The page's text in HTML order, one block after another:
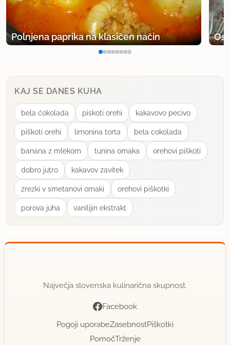
Polnjena paprika na klasičen način
KAJ SE DANES KUHA
bela ćokolada piskoti orehi kakavovo pecivo
piškoti orehi limonina torta bela cokolada
banana z mlekom tunina omaka orehovi piškoti
dobro jutro kakavov zavitek
zrezki v smetanovi omaki orehovi piškotki
porova juha vanilijin ekstrakt
Največja slovenska kulinarična skupnost.
Facebook
Pogoji uporabeZasebnostPiškotki
PomočTrženje